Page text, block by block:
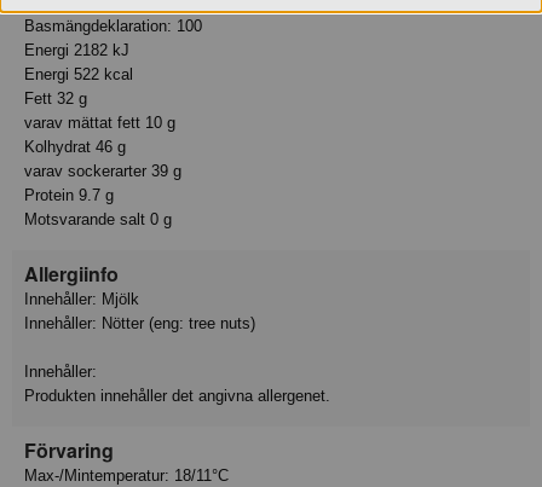
Basmängdeklaration: 100
Energi 2182 kJ
Energi 522 kcal
Fett 32 g
varav mättat fett 10 g
Kolhydrat 46 g
varav sockerarter 39 g
Protein 9.7 g
Motsvarande salt 0 g
Allergiinfo
Innehåller: Mjölk
Innehåller: Nötter (eng: tree nuts)
Innehåller:
Produkten innehåller det angivna allergenet.
Förvaring
Max-/Mintemperatur: 18/11°C